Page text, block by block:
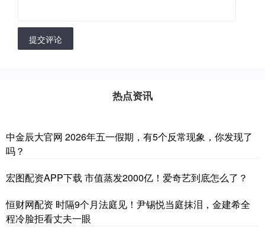
提交评论
热点资讯
中金辰大官网 2026年五一假期，有5个反常现象，你发现了
吗？
宏图配资APP下载 市值蒸发2000亿！爱奇艺到底怎么了？
恒财网配资 时隔9个月法庭见！尹锡悦当庭抹泪，金建希全
程冷脸拒看丈夫一眼